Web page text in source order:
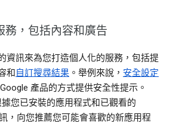
務，包括內容和廣告
資訊來為您打造個人化的服務，包括提
和自訂搜尋結果 。舉例來說， 安全設定
產品的方式提供安全性提示。
您已安裝的應用程式和已觀看的
，向您推薦您可能會喜歡的新應用程